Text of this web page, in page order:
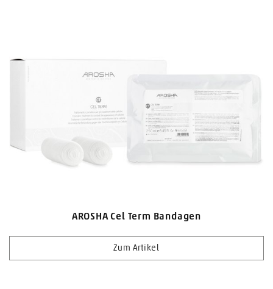
AROSHA Cel Term Bandagen
Zum Artikel